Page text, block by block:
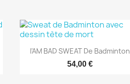
 Aperçu rapide
I'AM BAD SWEAT De Badminton
54,00 €